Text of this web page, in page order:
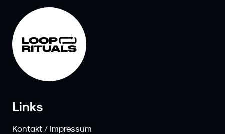
Links
Kontakt / Impressum